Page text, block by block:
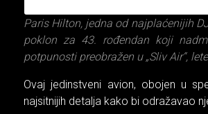
Paris Hilton, jedna od najplaćenijih
poklon za 43. rođendan koji
potpunosti preobražen u „Sliv Air“,
Ovaj jedinstveni avion, obojen u
najsitnijih detalja kako bi odražavao